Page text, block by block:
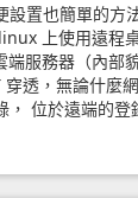
設置也簡單的方
上使用遠程
服務器（內部
透，無論什麼
， 位於遠端的登